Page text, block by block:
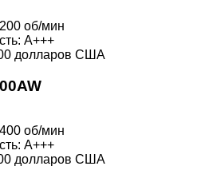
об/мин
A+++
долларов США
об/мин
A+++
долларов США